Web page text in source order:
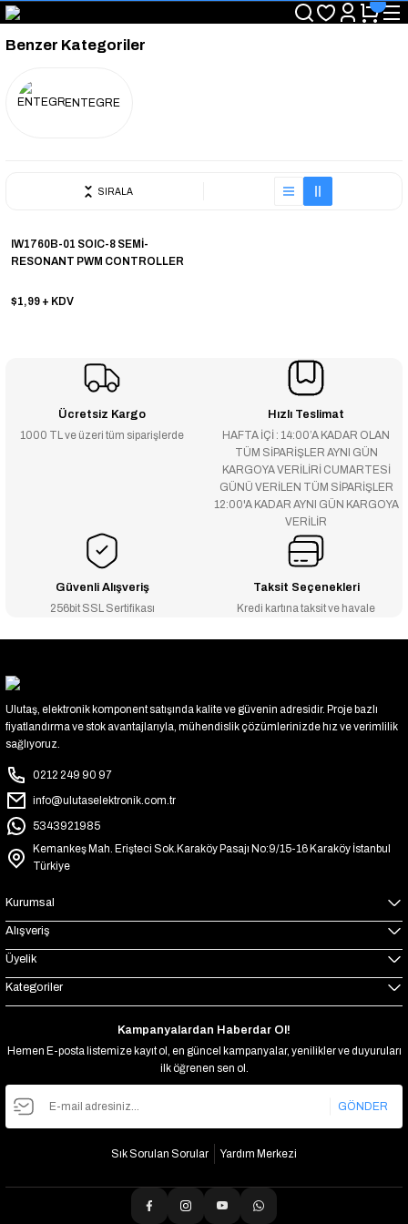
"Saat 14:00'a Kadar Verilen Siparişlerde Aynı Gün Kargo Avantajı!
"Binlerce Ürün Çeşitliliği ile Stoktan Hemen Teslim."
"Toptan Fiyatına Perakende Satış Avantajını Kaçırmayın!"
Benzer Kategoriler
ENTEGRE
SIRALA
IW1760B-01 SOIC-8 SEMİ-
RESONANT PWM CONTROLLER
$1,99 + KDV
Ücretsiz Kargo
1000 TL ve üzeri tüm siparişlerde
Hızlı Teslimat
HAFTA İÇİ : 14:00’A KADAR OLAN
TÜM SİPARİŞLER AYNI GÜN
KARGOYA VERİLİRİ CUMARTESİ
GÜNÜ VERİLEN TÜM SİPARİŞLER
12:00'A KADAR AYNI GÜN KARGOYA
VERİLİR
Güvenli Alışveriş
256bit SSL Sertifikası
Taksit Seçenekleri
Kredi kartına taksit ve havale
Ulutaş, elektronik komponent satışında kalite ve güvenin adresidir. Proje bazlı
fiyatlandırma ve stok avantajlarıyla, mühendislik çözümlerinizde hız ve verimlilik
sağlıyoruz.
0212 249 90 97
info@ulutaselektronik.com.tr
5343921985
Kemankeş Mah. Erişteci Sok.Karaköy Pasajı No:9/15-16 Karaköy İstanbul
Türkiye
Kurumsal
Alışveriş
Üyelik
Kategoriler
Kampanyalardan Haberdar Ol!
Hemen E-posta listemize kayıt ol, en güncel kampanyalar, yenilikler ve duyuruları
ilk öğrenen sen ol.
GÖNDER
Sık Sorulan Sorular Yardım Merkezi